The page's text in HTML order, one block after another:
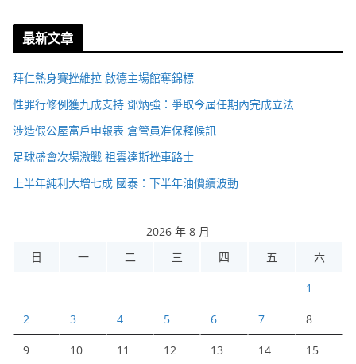
最新文章
拜仁熱身賽挫維拉 啟德主場館奪錦標
性罪行修例獲九成支持 鄧炳強：爭取今屆任期內完成立法
涉造假公屋富戶申報表 倉管員准保釋候訊
足球盛會次場激戰 祖雲達斯挫車路士
上半年純利大增七成 國泰：下半年油價續波動
2026 年 8 月
日
一 二 三 四 五 六
1
2 3 4 5 6 7 8
9 10 11 12 13 14 15